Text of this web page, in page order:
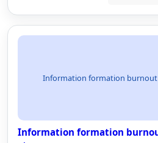
Information formation burnout
Information formation